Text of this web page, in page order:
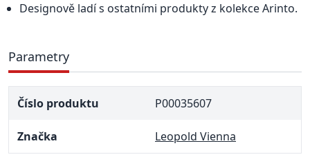
Designově ladí s ostatními produkty z kolekce Arinto.
Parametry
Číslo produktu P00035607
Značka Leopold Vienna